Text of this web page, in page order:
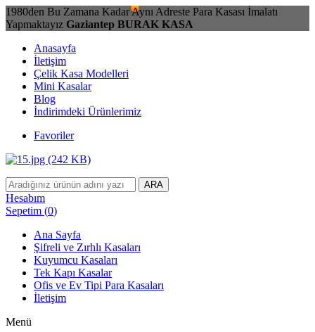
1980den Bu Zamana Kadar Aynı Adreste Para Kasası İmalatı
Yapmaktayız Gaziantep BURAK KASA
Anasayfa
İletişim
Çelik Kasa Modelleri
Mini Kasalar
Blog
İndirimdeki Ürünlerimiz
Favoriler
ARA
Hesabım
Sepetim (0)
Ana Sayfa
Şifreli ve Zırhlı Kasaları
Kuyumcu Kasaları
Tek Kapı Kasalar
Ofis ve Ev Tipi Para Kasaları
İletişim
Menü